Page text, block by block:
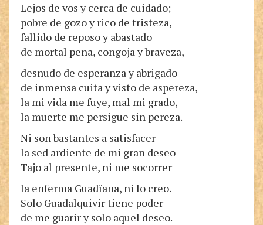
Lejos de vos y cerca de cuidado;
pobre de gozo y rico de tristeza,
fallido de reposo y abastado
de mortal pena, congoja y braveza,
desnudo de esperanza y abrigado
de inmensa cuita y visto de aspereza,
la mi vida me fuye, mal mi grado,
la muerte me persigue sin pereza.
Ni son bastantes a satisfacer
la sed ardiente de mi gran deseo
Tajo al presente, ni me socorrer
la enferma Guadïana, ni lo creo.
Solo Guadalquivir tiene poder
de me guarir y solo aquel deseo.